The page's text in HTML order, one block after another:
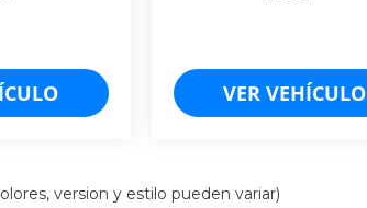
VER VEHÍCULO
version y estilo pueden variar)